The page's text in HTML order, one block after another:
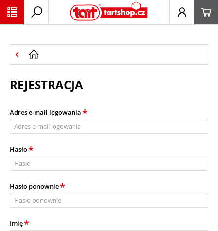
REJESTRACJA
Adres e-mail logowania*
Hasło*
Hasło ponownie*
Imię*